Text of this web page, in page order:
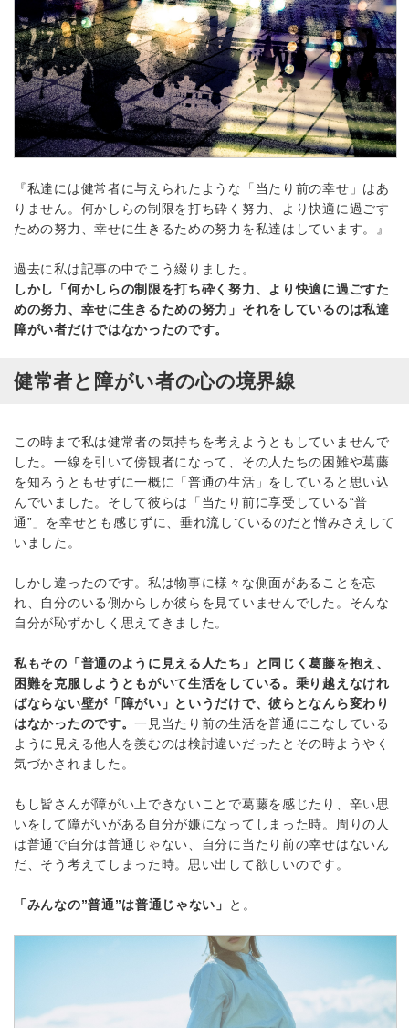
『私達には健常者に与えられたような「当たり前の幸せ」はあ
りません。何かしらの制限を打ち砕く努力、より快適に過ごす
ための努力、幸せに生きるための努力を私達はしています。』
過去に私は記事の中でこう綴りました。
しかし「何かしらの制限を打ち砕く努力、より快適に過ごすた
めの努力、幸せに生きるための努力」それをしているのは私達
障がい者だけではなかったのです。
健常者と障がい者の心の境界線
この時まで私は健常者の気持ちを考えようともしていませんで
した。一線を引いて傍観者になって、その人たちの困難や葛藤
を知ろうともせずに一概に「普通の生活」をしていると思い込
んでいました。そして彼らは「当たり前に享受している“普
通”」を幸せとも感じずに、垂れ流しているのだと憎みさえして
いました。
しかし違ったのです。私は物事に様々な側面があることを忘
れ、自分のいる側からしか彼らを見ていませんでした。そんな
自分が恥ずかしく思えてきました。
私もその「普通のように見える人たち」と同じく葛藤を抱え、
困難を克服しようともがいて生活をしている。乗り越えなけれ
ばならない壁が「障がい」というだけで、彼らとなんら変わり
はなかったのです。一見当たり前の生活を普通にこなしている
ように見える他人を羨むのは検討違いだったとその時ようやく
気づかされました。
もし皆さんが障がい上できないことで葛藤を感じたり、辛い思
いをして障がいがある自分が嫌になってしまった時。周りの人
は普通で自分は普通じゃない、自分に当たり前の幸せはないん
だ、そう考えてしまった時。思い出して欲しいのです。
「みんなの”普通”は普通じゃない」 と。